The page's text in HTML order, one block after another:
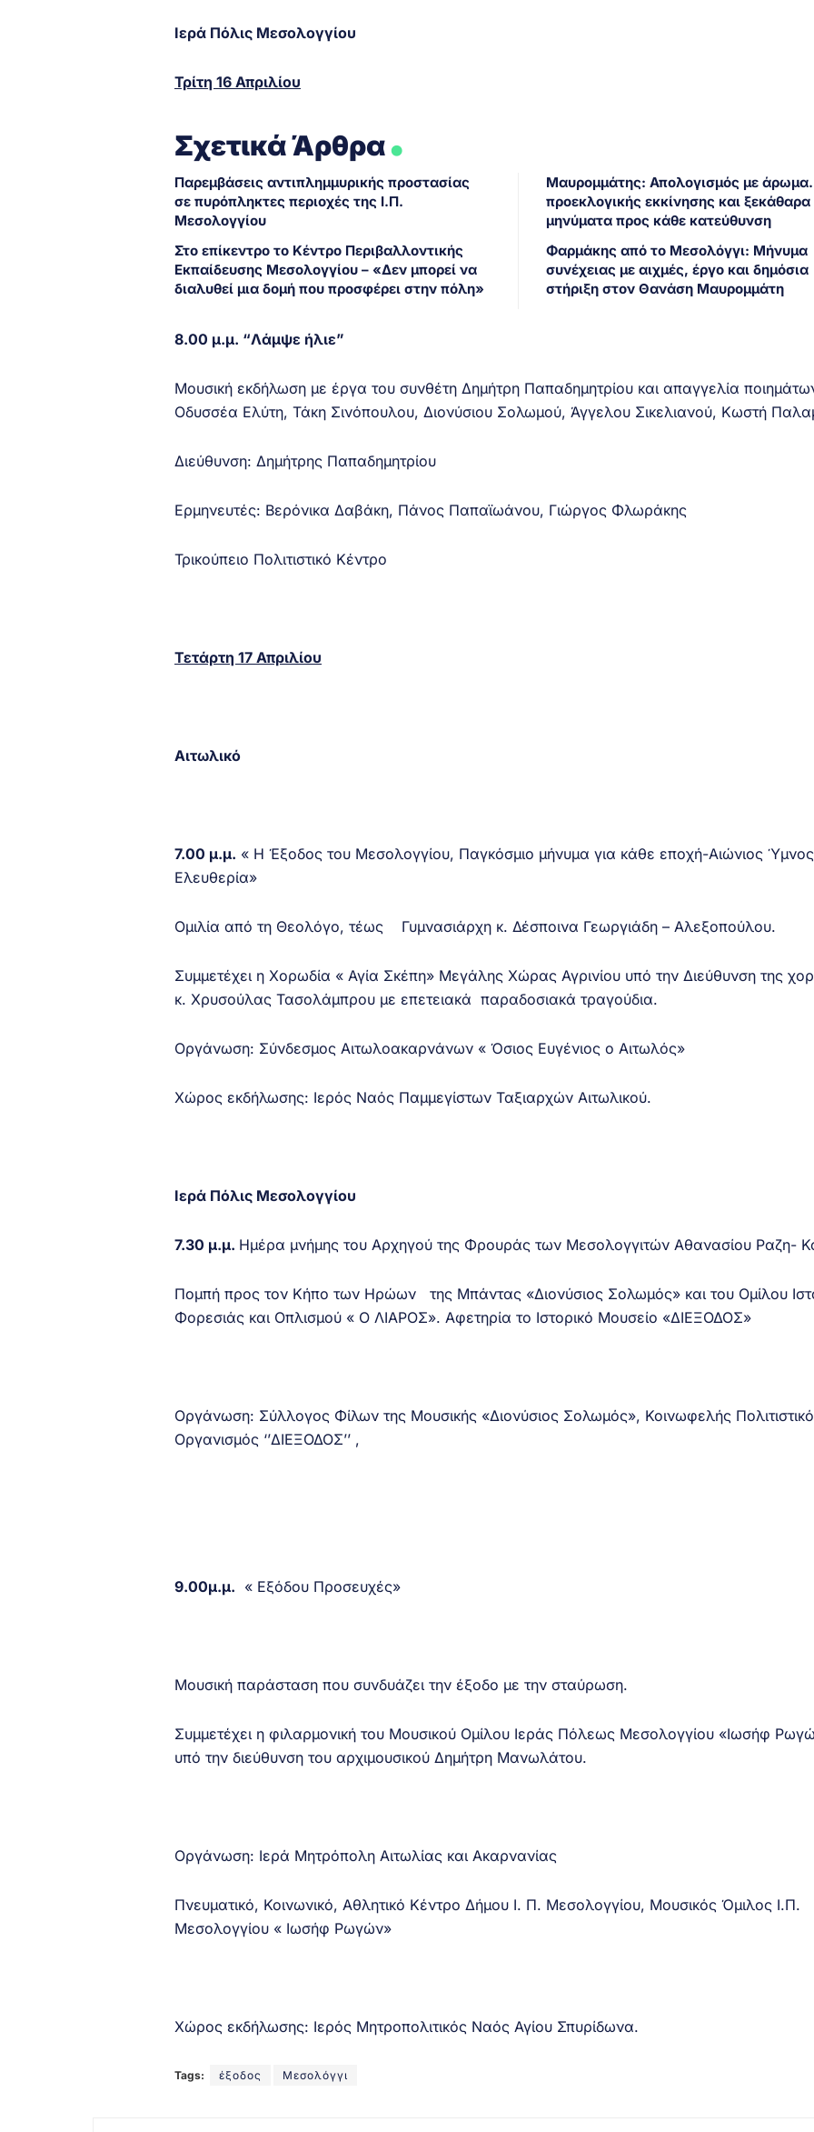
Ιερά Πόλις Μεσολογγίου
Τρίτη 16 Απριλίου
Σχετικά Άρθρα.
Παρεμβάσεις αντιπλημμυρικής προστασίας
σε πυρόπληκτες περιοχές της Ι.Π.
Μεσολογγίου
Στο επίκεντρο το Κέντρο Περιβαλλοντικής
Εκπαίδευσης Μεσολογγίου – «Δεν μπορεί να
διαλυθεί μια δομή που προσφέρει στην πόλη»
Μαυρομμάτης: Απολογισμός με
προεκλογικής εκκίνησης και ξεκάθαρα
μηνύματα προς κάθε κατεύθυνση
Φαρμάκης από το Μεσολόγγι: Μήνυμα
συνέχειας με αιχμές, έργο και δημόσια
στήριξη στον Θανάση Μαυρομμάτη
8.00 μ.μ. “Λάμψε ήλιε”
Μουσική εκδήλωση με έργα του συνθέτη Δημήτρη Παπαδημητρίου και απαγγελία
Οδυσσέα Ελύτη, Τάκη Σινόπουλου, Διονύσιου Σολωμού, Άγγελου Σικελιανού, Κωστή
Διεύθυνση: Δημήτρης Παπαδημητρίου
Ερμηνευτές: Βερόνικα Δαβάκη, Πάνος Παπαϊωάνου, Γιώργος Φλωράκης
Τρικούπειο Πολιτιστικό Κέντρο
Τετάρτη 17 Απριλίου
Αιτωλικό
7.00 μ.μ. « Η Έξοδος του Μεσολογγίου, Παγκόσμιο μήνυμα για κάθε εποχή-Αιώνιος
Ελευθερία»
Ομιλία από τη Θεολόγο, τέως Γυμνασιάρχη κ. Δέσποινα Γεωργιάδη – Αλεξοπούλου.
Συμμετέχει η Χορωδία « Αγία Σκέπη» Μεγάλης Χώρας Αγρινίου υπό την Διεύθυνση της
κ. Χρυσούλας Τασολάμπρου με επετειακά παραδοσιακά τραγούδια.
Οργάνωση: Σύνδεσμος Αιτωλοακαρνάνων « Όσιος Ευγένιος ο Αιτωλός»
Χώρος εκδήλωσης: Ιερός Ναός Παμμεγίστων Ταξιαρχών Αιτωλικού.
Ιερά Πόλις Μεσολογγίου
7.30 μ.μ. Ημέρα μνήμης του Αρχηγού της Φρουράς των Μεσολογγιτών Αθανασίου Ραζη-
Πομπή προς τον Κήπο των Ηρώων της Μπάντας «Διονύσιος Σολωμός» και του Ομίλου
Φορεσιάς και Οπλισμού « Ο ΛΙΑΡΟΣ». Αφετηρία το Ιστορικό Μουσείο «ΔΙΕΞΟΔΟΣ»
Οργάνωση: Σύλλογος Φίλων της Μουσικής «Διονύσιος Σολωμός», Κοινωφελής
Οργανισμός ‘’ΔΙΕΞΟΔΟΣ’’ ,
9.00μ.μ. « Εξόδου Προσευχές»
Μουσική παράσταση που συνδυάζει την έξοδο με την σταύρωση.
Συμμετέχει η φιλαρμονική του Μουσικού Ομίλου Ιεράς Πόλεως Μεσολογγίου «Ιωσήφ
υπό την διεύθυνση του αρχιμουσικού Δημήτρη Μανωλάτου.
Οργάνωση: Ιερά Μητρόπολη Αιτωλίας και Ακαρνανίας
Πνευματικό, Κοινωνικό, Αθλητικό Κέντρο Δήμου Ι. Π. Μεσολογγίου, Μουσικός Όμιλος Ι.Π.
Μεσολογγίου « Ιωσήφ Ρωγών»
Χώρος εκδήλωσης: Ιερός Μητροπολιτικός Ναός Αγίου Σπυρίδωνα.
Tags: έξοδος Μεσολόγγι